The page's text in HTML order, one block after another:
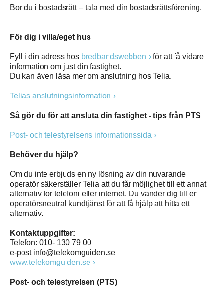
Bor du i bostadsrätt – tala med din bostadsrättsförening.
För dig i villa/eget hus
Fyll i din adress hos bredbandswebben
för att få vidare
information om just din fastighet.
Du kan även läsa mer om anslutning hos Telia.
Telias anslutningsinformation
Så gör du för att ansluta din fastighet - tips från PTS
Post- och telestyrelsens informationssida
Behöver du hjälp?
Om du inte erbjuds en ny lösning av din nuvarande
operatör säkerställer Telia att du får möjlighet till ett annat
alternativ för telefoni eller internet. Du vänder dig till en
operatörsneutral kundtjänst för att få hjälp att hitta ett
alternativ.
Kontaktuppgifter:
Telefon: 010- 130 79 00
e-post info@telekomguiden.se
www.telekomguiden.se
Post- och telestyrelsen (PTS)